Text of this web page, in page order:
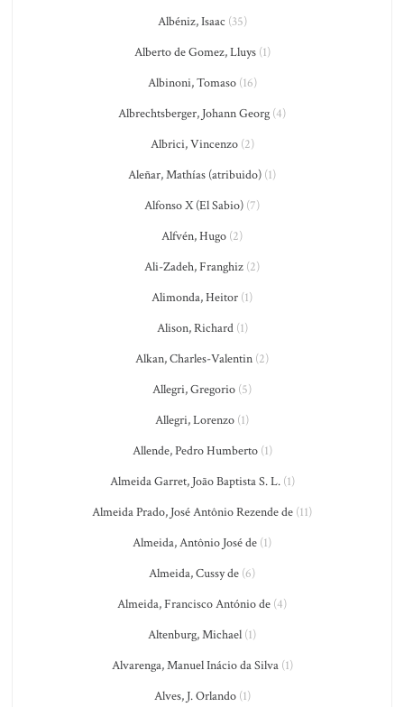
Albéniz, Isaac (35)
Alberto de Gomez, Lluys(1)
Albinoni, Tomaso(16)
Albrechtsberger, Johann Georg (4)
Albrici, Vincenzo(2)
Aleñar, Mathías (atribuido) (1)
Alfonso X (El Sabio) (7)
Alfvén, Hugo (2)
Ali-Zadeh, Franghiz (2)
Alimonda, Heitor (1)
Alison, Richard(1)
Alkan, Charles-Valentin (2)
Allegri, Gregorio (5)
Allegri, Lorenzo (1)
Allende, Pedro Humberto(1)
Almeida Garret, João Baptista S. L.(1)
Almeida Prado, José Antônio Rezende de (11)
Almeida, Antônio José de (1)
Almeida, Cussy de (6)
Almeida, Francisco António de (4)
Altenburg, Michael (1)
Alvarenga, Manuel Inácio da Silva(1)
Alves, J. Orlando(1)